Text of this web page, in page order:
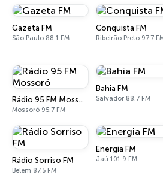
Gazeta FM
São Paulo 88.1 FM
Conquista FM
Ribeirão Preto 97.7
Rádio 95 FM Mossoró
Mossoró 95.7 FM
Bahia FM
Salvador 88.7 FM
Rádio Sorriso FM
Belém 87.5 FM
Energia FM
Jaú 101.9 FM